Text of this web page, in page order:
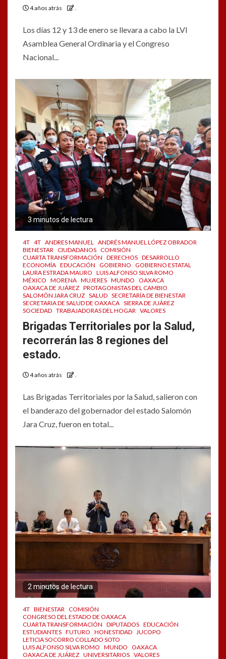
4 años atrás .
Los días 12 y 13 de enero se llevara a cabo la LVI
Asamblea General Ordinaria y el Congreso
Nacional...
3 minutos de lectura
4T 4T ANDRES MANUEL ANDRÉS MANUEL LÓPEZ OBRADOR
BIENESTAR CIUDADANOS COMISIÓN
CUARTA TRANSFORMACIÓN DERECHOS DESARROLLO
ECONOMÍA EDUCACIÓN GOBIERNO GOBIERNO ESTATAL
LAURA ESTRADA MAURO LUIS ALFONSO SILVA ROMO
MÉXICO MORENA MUJERES MUNDO OAXACA
OAXACA DE JUÁREZ PROTAGONISTAS DEL CAMBIO
SALOMÓN JARA CRUZ SALUD SECRETARÍA DE BIENESTAR
SECRETARIA DE SALUD DE OAXACA SIERRA DE JUÁREZ
SOCIEDAD TRABAJADORAS DEL HOGAR VALORES
Brigadas Territoriales por la Salud,
recorrerán las 8 regiones del
estado.
4 años atrás .
Las Brigadas Territoriales por la Salud, salieron con
el banderazo del gobernador del estado Salomón
Jara Cruz, fueron en total...
2 minutos de lectura
4T BIENESTAR COMISIÓN
CONGRESO DEL ESTADO DE OAXACA
CUARTA TRANSFORMACIÓN DIPUTADOS EDUCACIÓN
ESTUDIANTES FUTURO HONESTIDAD JUCOPO
LETICIA SOCORRO COLLADO SOTO
LUIS ALFONSO SILVA ROMO MUNDO OAXACA
OAXACA DE JUÁREZ UNIVERSITARIOS VALORES